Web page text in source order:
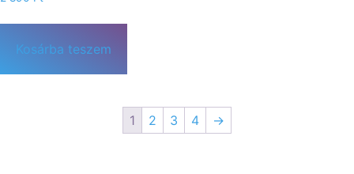
Kosárba teszem
1 2 3 4 →